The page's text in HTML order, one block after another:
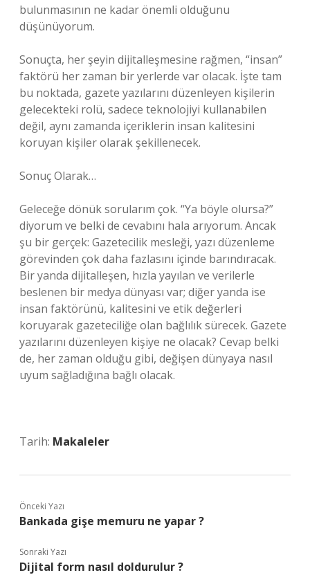
bulunmasının ne kadar önemli olduğunu
düşünüyorum.
Sonuçta, her şeyin dijitalleşmesine rağmen, “insan”
faktörü her zaman bir yerlerde var olacak. İşte tam
bu noktada, gazete yazılarını düzenleyen kişilerin
gelecekteki rolü, sadece teknolojiyi kullanabilen
değil, aynı zamanda içeriklerin insan kalitesini
koruyan kişiler olarak şekillenecek.
Sonuç Olarak…
Geleceğe dönük sorularım çok. “Ya böyle olursa?”
diyorum ve belki de cevabını hala arıyorum. Ancak
şu bir gerçek: Gazetecilik mesleği, yazı düzenleme
görevinden çok daha fazlasını içinde barındıracak.
Bir yanda dijitalleşen, hızla yayılan ve verilerle
beslenen bir medya dünyası var; diğer yanda ise
insan faktörünü, kalitesini ve etik değerleri
koruyarak gazeteciliğe olan bağlılık sürecek. Gazete
yazılarını düzenleyen kişiye ne olacak? Cevap belki
de, her zaman olduğu gibi, değişen dünyaya nasıl
uyum sağladığına bağlı olacak.
Tarih: Makaleler
Önceki Yazı
Bankada gişe memuru ne yapar ?
Sonraki Yazı
Dijital form nasıl doldurulur ?